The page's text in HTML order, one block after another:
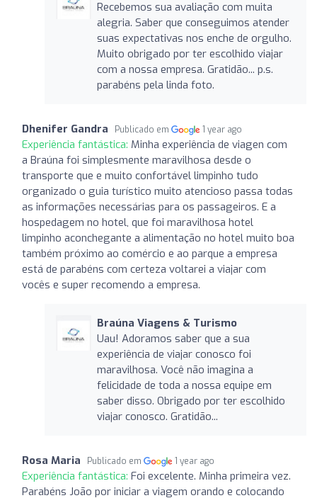
Recebemos sua avaliação com muita
alegria. Saber que conseguimos atender
suas expectativas nos enche de orgulho.
Muito obrigado por ter escolhido viajar
com a nossa empresa. Gratidão... p.s.
parabéns pela linda foto.
Dhenifer Gandra Publicado em 1 year ago
Experiência fantástica: Minha experiência de viagen com
a Braúna foi simplesmente maravilhosa desde o
transporte que e muito confortável limpinho tudo
organizado o guia turístico muito atencioso passa todas
as informações necessárias para os passageiros. E a
hospedagem no hotel, que foi maravilhosa hotel
limpinho aconchegante a alimentação no hotel muito boa
também próximo ao comércio e ao parque a empresa
está de parabéns com certeza voltarei a viajar com
vocês e super recomendo a empresa.
Braúna Viagens & Turismo
Uau! Adoramos saber que a sua
experiência de viajar conosco foi
maravilhosa. Você não imagina a
felicidade de toda a nossa equipe em
saber disso. Obrigado por ter escolhido
viajar conosco. Gratidão...
Rosa Maria Publicado em 1 year ago
Experiência fantástica: Foi excelente. Minha primeira vez.
Parabéns João por iniciar a viagem orando e colocando